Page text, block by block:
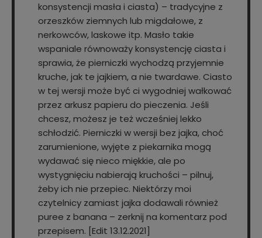
konsystencji masła i ciasta) – tradycyjne z
orzeszków ziemnych lub migdałowe, z
nerkowców, laskowe itp. Masło takie
wspaniale równoważy konsystencję ciasta i
sprawia, że pierniczki wychodzą przyjemnie
kruche, jak te jajkiem, a nie twardawe. Ciasto
w tej wersji może być ci wygodniej wałkować
przez arkusz papieru do pieczenia. Jeśli
chcesz, możesz je też wcześniej lekko
schłodzić. Pierniczki w wersji bez jajka, choć
zarumienione, wyjęte z piekarnika mogą
wydawać się nieco miękkie, ale po
wystygnięciu nabierają kruchości – pilnuj,
żeby ich nie przepiec. Niektórzy moi
czytelnicy zamiast jajka dodawali również
puree z banana – zerknij na komentarz pod
przepisem. [Edit 13.12.2021]